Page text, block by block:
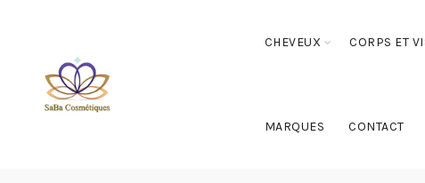
CHEVEUX CORPS ET
MARQUES CONTACT